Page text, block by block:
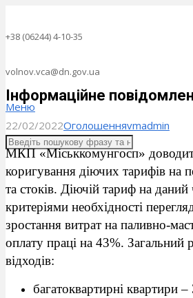
+38 (06244) 4-10-35
volnov.vca@dn.gov.ua
Меню
Інформаційне
22/02/2022Оголошенняvmadmin
МКП «Міськкомунгосп»
коригування діючих тарифів на
та стоків. Діючій тариф на
критеріями необхідності
зростання витрат на паливно-
оплату праці на 43%. Загальний
відходів:
багатоквартирні квартири